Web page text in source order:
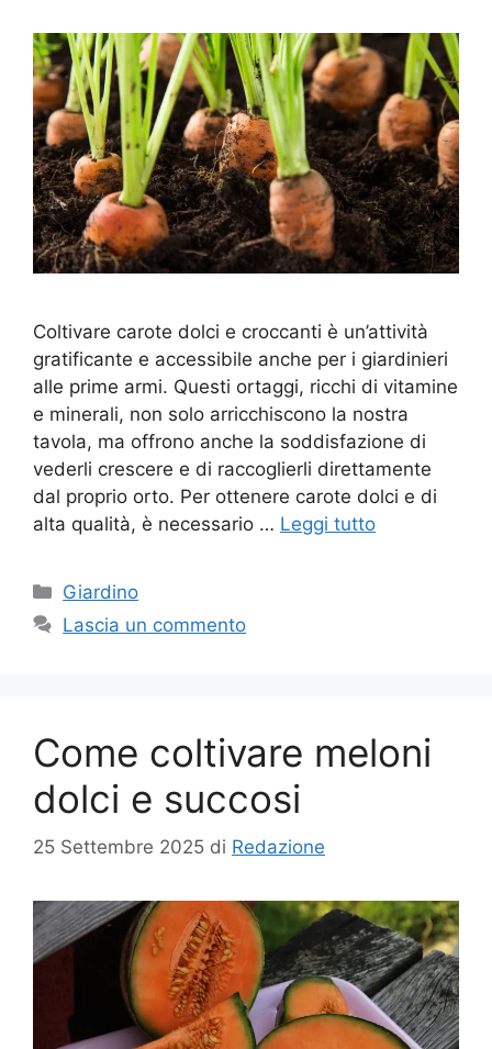
Coltivare carote dolci e croccanti è un’attività
gratificante e accessibile anche per i giardinieri
alle prime armi. Questi ortaggi, ricchi di vitamine
e minerali, non solo arricchiscono la nostra
tavola, ma offrono anche la soddisfazione di
vederli crescere e di raccoglierli direttamente
dal proprio orto. Per ottenere carote dolci e di
alta qualità, è necessario … Leggi tutto
Categorie
Giardino
Lascia un commento
Come coltivare meloni
dolci e succosi
25 Settembre 2025 di Redazione